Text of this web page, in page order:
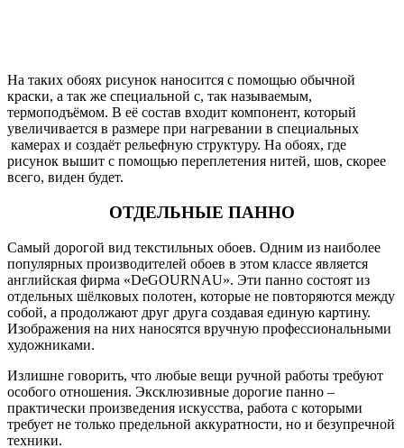
На таких обоях рисунок наносится с помощью обычной
краски, а так же специальной с, так называемым,
термоподъёмом. В её состав входит компонент, который
увеличивается в размере при нагревании в специальных
камерах и создаёт рельефную структуру. На обоях, где
рисунок вышит с помощью переплетения нитей, шов, скорее
всего, виден будет.
ОТДЕЛЬНЫЕ ПАННО
Самый дорогой вид текстильных обоев. Одним из наиболее
популярных производителей обоев в этом классе является
английская фирма «DeGOURNAU». Эти панно состоят из
отдельных шёлковых полотен, которые не повторяются между
собой, а продолжают друг друга создавая единую картину.
Изображения на них наносятся вручную профессиональными
художниками.
Излишне говорить, что любые вещи ручной работы требуют
особого отношения. Эксклюзивные дорогие панно –
практически произведения искусства, работа с которыми
требует не только предельной аккуратности, но и безупречной
техники.